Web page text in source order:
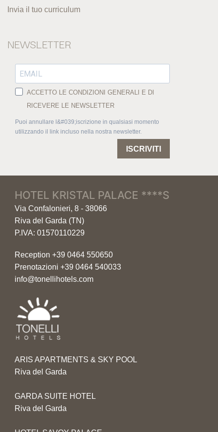
Invia il tuo curriculum
NEWSLETTER
ACCETTO LE CONDIZIONI GENERALI E DI
RICEVERE LE NEWSLETTER
Puoi annullare l&#039;iscrizione in qualsiasi momento
utilizzando il link incluso nella nostra newsletter.
ISCRIVITI
HOTEL KRISTAL PALACE ****S
Via Confalonieri, 8 - 38066
Riva del Garda (TN)
P.IVA: 01570110229
Reception +39 0464 550650
Prenotazioni +39 0464 540033
info@tonellihotels.com
ARIS APARTMENTS & SKY POOL
Riva del Garda
GARDA SUITE HOTEL
Riva del Garda